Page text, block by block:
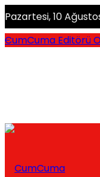
Pazartesi, 10
CumCuma Editörü